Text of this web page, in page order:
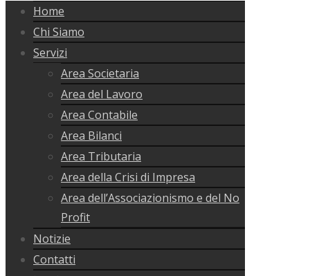
Home
Chi Siamo
Servizi
Area Societaria
Area del Lavoro
Area Contabile
Area Bilanci
Area Tributaria
Area della Crisi di Impresa
Area dell’Associazionismo e del No
Profit
Notizie
Contatti